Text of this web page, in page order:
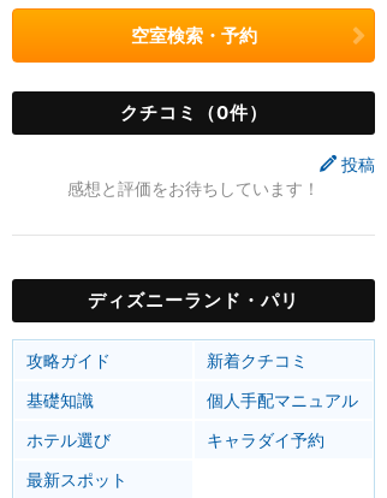
空室検索・予約
クチコミ（0件）
投稿
感想と評価をお待ちしています！
ディズニーランド・パリ
攻略ガイド
新着クチコミ
基礎知識
個人手配マニュアル
ホテル選び
キャラダイ予約
最新スポット